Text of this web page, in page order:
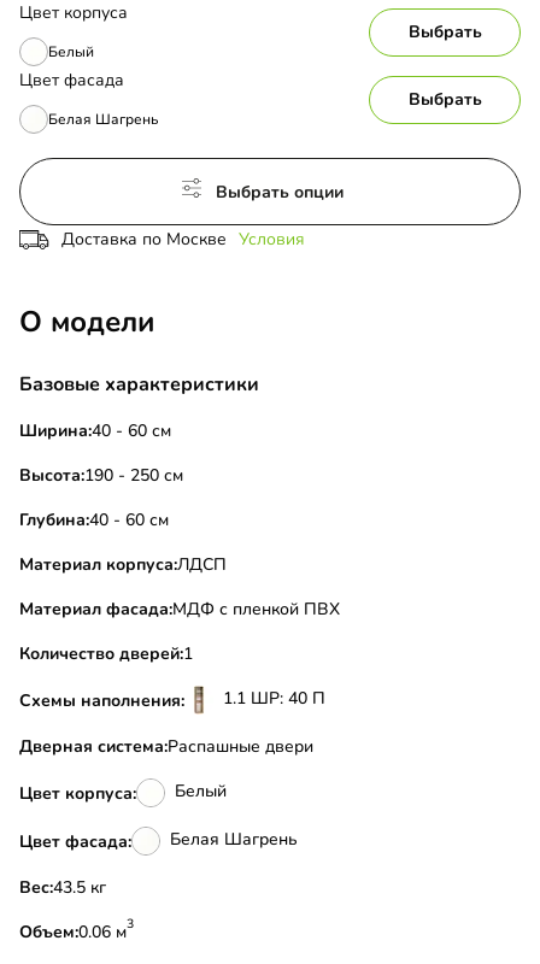
Цвет корпуса
Белый
Выбрать
Цвет фасада
Белая Шагрень
Выбрать
Выбрать опции
Доставка по Москве Условия
О модели
Базовые характеристики
Ширина:40 - 60 см
Высота:190 - 250 см
Глубина:40 - 60 см
Материал корпуса:ЛДСП
Материал фасада:МДФ с пленкой ПВХ
Количество дверей:1
Схемы наполнения: 1.1 ШР: 40 П
Дверная система:Распашные двери
Цвет корпуса: Белый
Цвет фасада: Белая Шагрень
Вес:
43.5 кг
Объем:
0.06 м3